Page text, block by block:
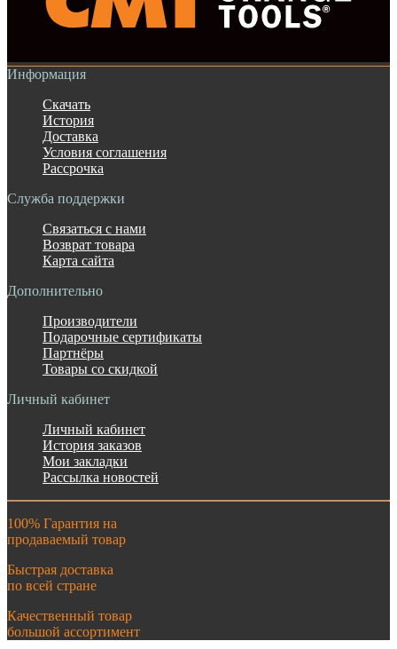
Информация
Скачать
История
Доставка
Условия соглашения
Рассрочка
Служба поддержки
Связаться с нами
Возврат товара
Карта сайта
Дополнительно
Производители
Подарочные сертификаты
Партнёры
Товары со скидкой
Личный кабинет
Личный кабинет
История заказов
Мои закладки
Рассылка новостей
100% Гарантия на
продаваемый товар
Быстрая доставка
по всей стране
Качественный товар
большой ассортимент